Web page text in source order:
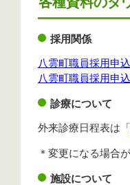
採用関係
八雲町職員採用申
八雲町職員採用申
診療について
外来診療日程表は「
＊変更になる場合
施設について